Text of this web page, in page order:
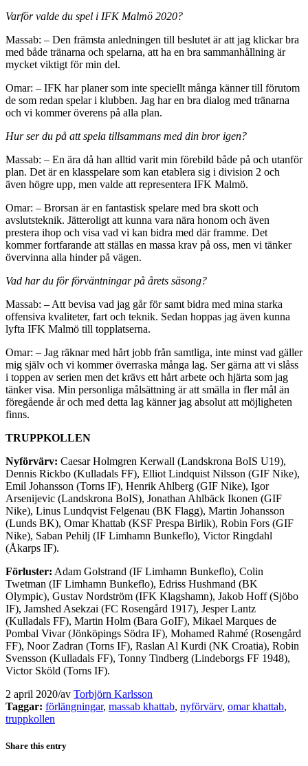
Varför valde du spel i IFK Malmö 2020?
Massab: – Den främsta anledningen till beslutet är att jag klickar bra
med både tränarna och spelarna, att ha en bra sammanhållning är
mycket viktigt för min del.
Omar: – IFK har planer som inte speciellt många känner till förutom
de som redan spelar i klubben. Jag har en bra dialog med tränarna
och vi kommer överens på alla plan.
Hur ser du på att spela tillsammans med din bror igen?
Massab: – En ära då han alltid varit min förebild både på och utanför
plan. Det är en klasspelare som kan etablera sig i division 2 och
även högre upp, men valde att representera IFK Malmö.
Omar: – Brorsan är en fantastisk spelare med bra skott och
avslutsteknik. Jätteroligt att kunna vara nära honom och även
prestera ihop och visa vad vi kan bidra med där framme. Det
kommer fortfarande att ställas en massa krav på oss, men vi tänker
övervinna alla hinder på vägen.
Vad har du för förväntningar på årets säsong?
Massab: – Att bevisa vad jag går för samt bidra med mina starka
offensiva kvaliteter, fart och teknik. Sedan hoppas jag även kunna
lyfta IFK Malmö till topplatserna.
Omar: – Jag räknar med hårt jobb från samtliga, inte minst vad gäller
mig själv och vi kommer överraska många lag. Ser gärna att vi slåss
i toppen av serien men det krävs ett hårt arbete och hjärta som jag
tänker visa. Min personliga målsättning är att smälla in fler mål än
föregående år och med detta lag känner jag absolut att möjligheten
finns.
TRUPPKOLLEN
Nyförvärv: Caesar Holmgren Kerwall (Landskrona BoIS U19),
Dennis Rickbo (Kulladals FF), Elliot Lindquist Nilsson (GIF Nike),
Emil Johansson (Torns IF), Henrik Ahlberg (GIF Nike), Igor
Arsenijevic (Landskrona BoIS), Jonathan Ahlbäck Ikonen (GIF
Nike), Linus Lundqvist Felgenau (BK Flagg), Martin Johansson
(Lunds BK), Omar Khattab (KSF Prespa Birlik), Robin Fors (GIF
Nike), Saban Pehilj (IF Limhamn Bunkeflo), Victor Ringdahl
(Åkarps IF).
Förluster: Adam Golstrand (IF Limhamn Bunkeflo), Colin
Twetman (IF Limhamn Bunkeflo), Edriss Hushmand (BK
Olympic), Gustav Nordström (IFK Klagshamn), Jakob Hoff (Sjöbo
IF), Jamshed Asekzai (FC Rosengård 1917), Jesper Lantz
(Kulladals FF), Martin Holm (Bara GoIF), Mikael Marques de
Pombal Vivar (Jönköpings Södra IF), Mohamed Rahmé (Rosengård
FF), Noor Zadran (Torns IF), Raslan Al Kurdi (NK Croatia), Robin
Svensson (Kulladals FF), Tonny Tindberg (Lindeborgs FF 1948),
Victor Sköld (Torns IF).
2 april 2020/av Torbjörn Karlsson
Taggar: förlängningar, massab khattab, nyförvärv, omar khattab,
truppkollen
Share this entry